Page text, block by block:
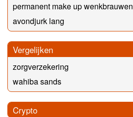
permanent make up wenkbrauwen
avondjurk lang
Vergelijken
zorgverzekering
wahiba sands
Crypto